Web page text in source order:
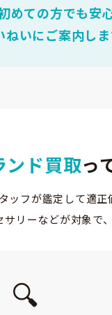
ての方でも安
いにご案内しま
ンド買取っ
フが鑑定して適正
リーなどが対象で
🔍